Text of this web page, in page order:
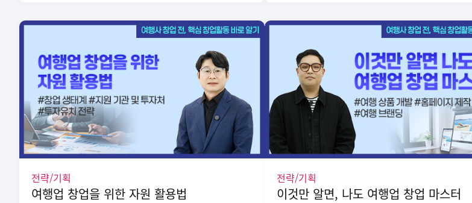
전략/기획
여행업 창업을 위한 자원 활용법
전략/기획
이것만 알면, 나도 여행업 창업 마스터